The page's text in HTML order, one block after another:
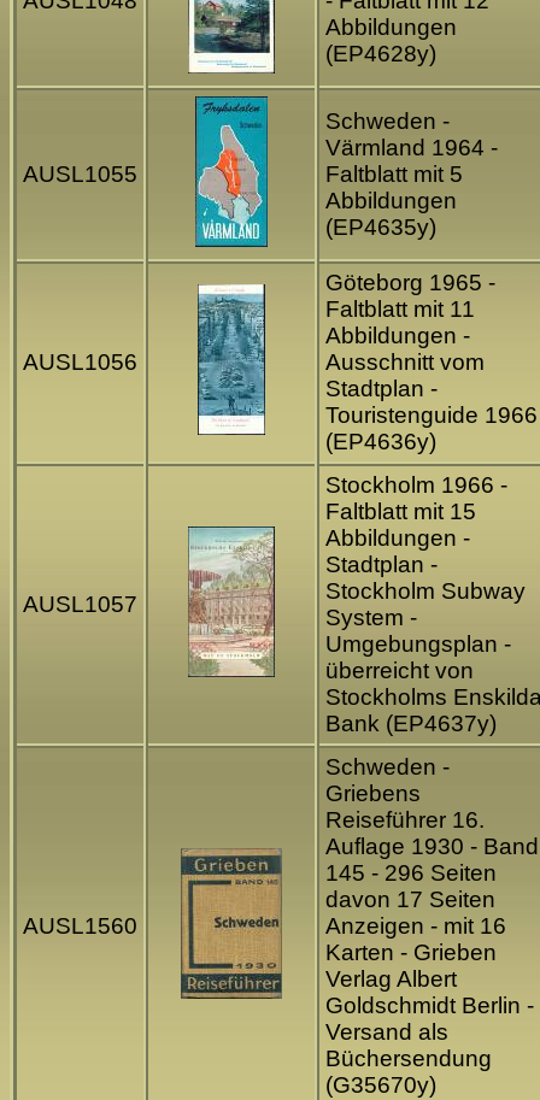
Abbildungen
(EP4628y)
AUSL1055
Schweden -
Värmland 1964 -
Faltblatt mit 5
Abbildungen
(EP4635y)
AUSL1056
Göteborg 1965 -
Faltblatt mit 11
Abbildungen -
Ausschnitt vom
Stadtplan -
Touristenguide 1966
(EP4636y)
AUSL1057
Stockholm 1966 -
Faltblatt mit 15
Abbildungen -
Stadtplan -
Stockholm Subway
System -
Umgebungsplan -
überreicht von
Stockholms
Bank (EP4637y)
AUSL1560
Schweden -
Griebens
Reiseführer 16.
Auflage 1930 - Band
145 - 296 Seiten
davon 17 Seiten
Anzeigen - mit 16
Karten - Grieben
Verlag Albert
Goldschmidt Berlin -
Versand als
Büchersendung
(G35670y)